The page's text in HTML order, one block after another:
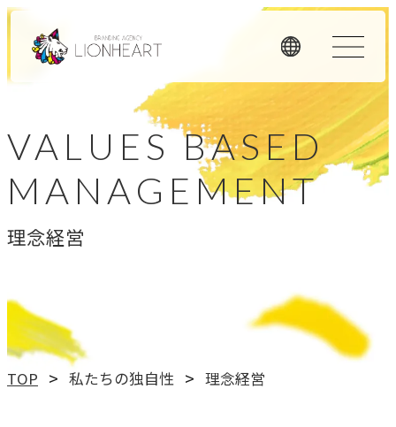
私たちの独自性
私たちは独自のメソッドと理念経営、そして顧客体験を重
す。
理念経営
VALUES BASED
MANAGEMENT
理念経営
TOP 私たちの独自性 理念経営